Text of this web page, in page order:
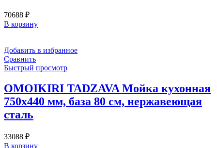
70688 ₽
В корзину
Добавить в избранное
Сравнить
Быстрый просмотр
OMOIKIRI TADZAVA Мойка кухонная
750х440 мм, база 80 см, нержавеющая
сталь
33088 ₽
В корзину